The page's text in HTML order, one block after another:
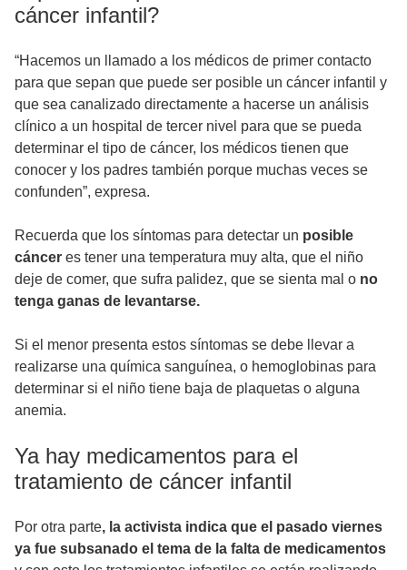
cáncer infantil?
“Hacemos un llamado a los médicos de primer contacto
para que sepan que puede ser posible un cáncer infantil y
que sea canalizado directamente a hacerse un análisis
clínico a un hospital de tercer nivel para que se pueda
determinar el tipo de cáncer, los médicos tienen que
conocer y los padres también porque muchas veces se
confunden”, expresa.
Recuerda que los síntomas para detectar un posible
cáncer es tener una temperatura muy alta, que el niño
deje de comer, que sufra palidez, que se sienta mal o no
tenga ganas de levantarse.
Si el menor presenta estos síntomas se debe llevar a
realizarse una química sanguínea, o hemoglobinas para
determinar si el niño tiene baja de plaquetas o alguna
anemia.
Ya hay medicamentos para el
tratamiento de cáncer infantil
Por otra parte, la activista indica que el pasado viernes
ya fue subsanado el tema de la falta de medicamentos